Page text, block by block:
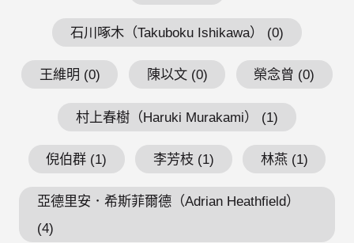
石川啄木（Takuboku Ishikawa） (0)
王維明 (0) 陳以文 (0) 榮念曾 (0)
村上春樹（Haruki Murakami） (1)
倪伯群 (1) 李芳枝 (1) 林燕 (1)
亞德里安．希斯菲爾德（Adrian Heathfield）
(4)